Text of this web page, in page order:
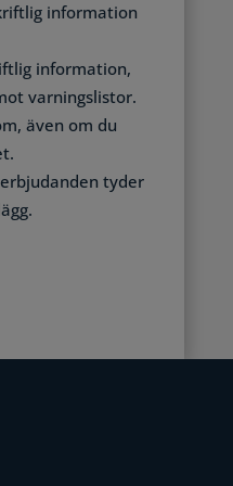
information
information,
varningslistor.
även om du
tyder